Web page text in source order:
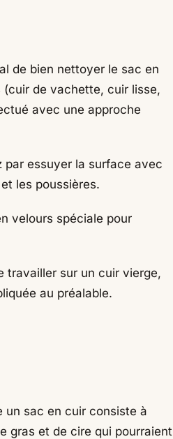
de bien nettoyer le sac en
de vachette, cuir lisse,
avec une approche
par essuyer la surface avec
les poussières.
velours spéciale pour
travailler sur un cuir vierge,
au préalable.
un sac en cuir consiste à
gras et de cire qui pourraient